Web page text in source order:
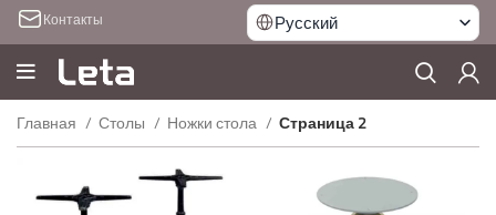
Контакты Русский
Главная Столы Ножки стола Страница 2